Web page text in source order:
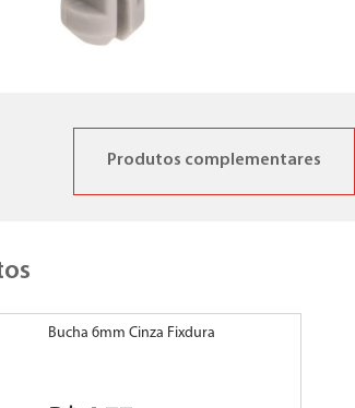
Produtos complementares
Bucha 6mm Cinza Fixdura